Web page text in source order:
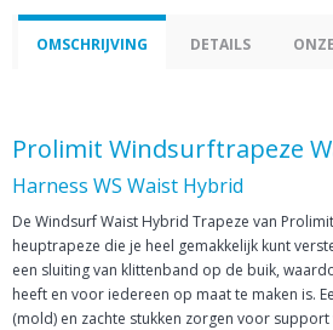
OMSCHRIJVING DETAILS
Prolimit Windsurftrapeze
Harness WS Waist Hybrid
De Windsurf Waist Hybrid Trapeze van
heuptrapeze die je heel gemakkelijk kunt
een sluiting van klittenband op de buik,
heeft en voor iedereen op maat te maken is.
(mold) en zachte stukken zorgen voor